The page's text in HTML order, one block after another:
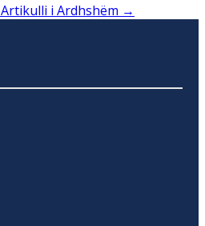
Artikulli i Ardhshëm →